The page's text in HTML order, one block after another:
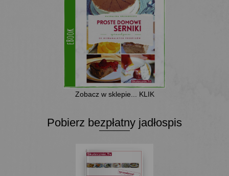
Zobacz w sklepie... KLIK
Pobierz bezpłatny jadłospis